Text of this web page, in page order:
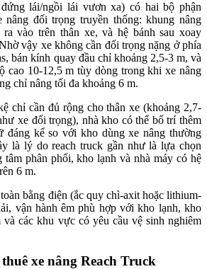
lái/ngồi lái vươn xa) có hai bộ phận
đối trọng truyền thống: khung nâng
vào trên thân xe, và hệ bánh sau xoay
vậy xe không cần đối trọng nặng ở phía
bán kính quay đầu chỉ khoảng 2,5-3 m, và
cao 10-12,5 m tùy dòng trong khi xe nâng
chỉ nâng tối đa khoảng 6 m.
chỉ cần đủ rộng cho thân xe (khoảng 2,7-
xe đối trọng), nhà kho có thể bố trí thêm
đáng kể so với kho dùng xe nâng thường
là lý do reach truck gần như là lựa chọn
tâm phân phối, kho lạnh và nhà máy có hệ
6 m.
bằng điện (ắc quy chì-axit hoặc lithium-
vận hành êm phù hợp với kho lạnh, kho
và các khu vực có yêu cầu vệ sinh nghiêm
xe nâng Reach Truck